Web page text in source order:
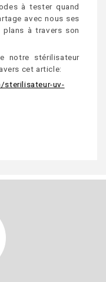
à tester quand
avec nous ses
à travers son
notre stérilisateur
cet article:
sterilisateur-uv-